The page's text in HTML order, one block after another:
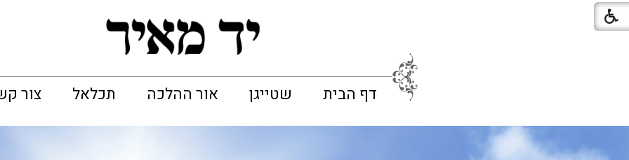
דף הבית שטייגן אור ההלכה תכלאל צור